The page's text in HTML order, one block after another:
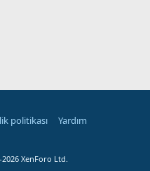
politikası
Yardım
XenForo Ltd.